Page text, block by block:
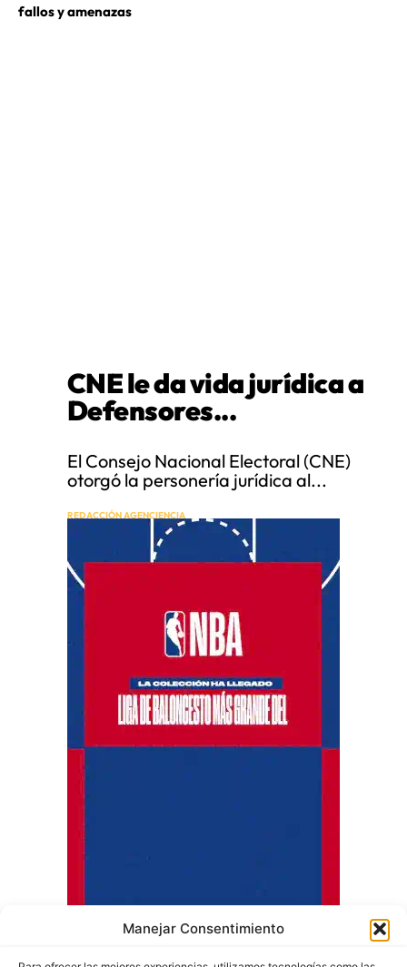
Manejar Consentimiento
fallos y amenazas
CNE le da vida jurídica a
Defensores...
El Consejo Nacional Electoral (CNE)
otorgó la personería jurídica al...
REDACCIÓN AGENCIENCIA